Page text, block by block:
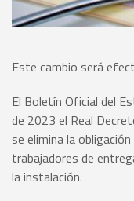
Este cambio será
El Boletín Oficial del
de 2023 el Real
se elimina la
trabajadores de
la instalación.